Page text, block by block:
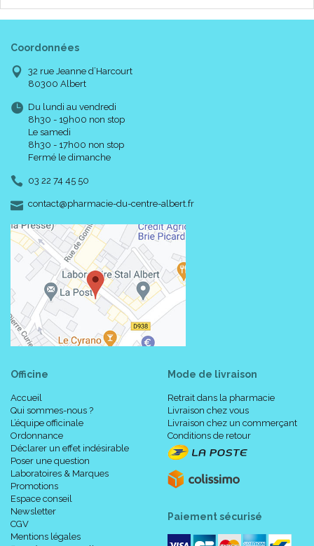
Coordonnées
32 rue Jeanne d’Harcourt
80300 Albert
Du lundi au vendredi
8h30 - 19h00 non stop
Le samedi
8h30 - 17h00 non stop
Fermé le dimanche
03 22 74 45 50
contact-
@-
pharmacie-du-centre-albert.fr
Officine
Accueil
Qui sommes-nous ?
L’équipe officinale
Ordonnance
Déclarer un effet indésirable
Poser une question
Laboratoires & Marques
Promotions
Espace conseil
Newsletter
CGV
Mentions légales
Mode de livraison
Retrait dans la pharmacie
Livraison chez vous
Livraison chez un commerçant
Conditions de retour
Paiement sécurisé